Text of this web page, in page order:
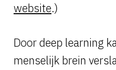
website.)
Door deep learning
menselijk brein